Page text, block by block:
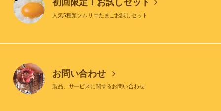
初回限定！お試しセット
人気5種類ソムリエたまごお試しセット
お問い合わせ
製品、サービスに関するお問い合わせ